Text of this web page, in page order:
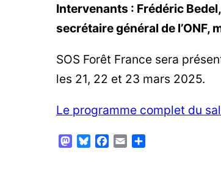
Intervenants : Frédéric
secrétaire général de l’ONF,
SOS Forêt France sera
les 21, 22 et 23 mars 2025.
Le programme complet du
Mastodon
BlueskyFacebook
Email